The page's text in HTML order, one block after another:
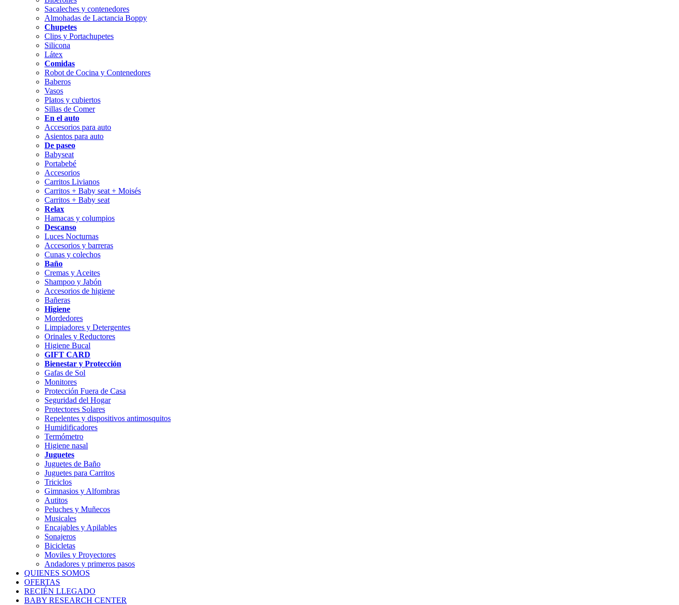
Sacaleches y contenedores
Almohadas de Lactancia Boppy
Chupetes
Clips y Portachupetes
Silicona
Látex
Comidas
Robot de Cocina y Contenedores
Baberos
Vasos
Platos y cubiertos
Sillas de Comer
En el auto
Accesorios para auto
Asientos para auto
De paseo
Babyseat
Portabebé
Accesorios
Carritos Livianos
Carritos + Baby seat + Moisés
Carritos + Baby seat
Relax
Hamacas y columpios
Descanso
Luces Nocturnas
Accesorios y barreras
Cunas y colechos
Baño
Cremas y Aceites
Shampoo y Jabón
Accesorios de higiene
Bañeras
Higiene
Mordedores
Limpiadores y Detergentes
Orinales y Reductores
Higiene Bucal
GIFT CARD
Bienestar y Protección
Gafas de Sol
Monitores
Protección Fuera de Casa
Seguridad del Hogar
Protectores Solares
Repelentes y dispositivos antimosquitos
Humidificadores
Termómetro
Higiene nasal
Juguetes
Juguetes de Baño
Juguetes para Carritos
Triciclos
Gimnasios y Alfombras
Autitos
Peluches y Muñecos
Musicales
Encajables y Apilables
Sonajeros
Bicicletas
Moviles y Proyectores
Andadores y primeros pasos
QUIENES SOMOS
OFERTAS
RECIÉN LLEGADO
BABY RESEARCH CENTER